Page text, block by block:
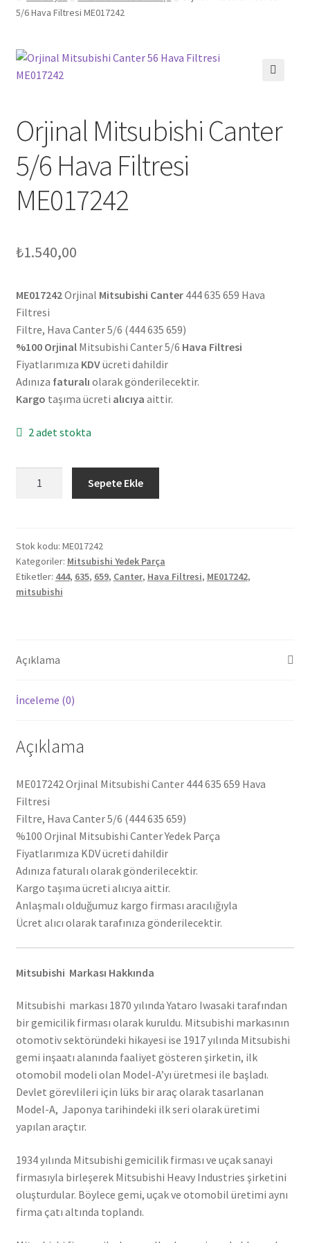
5/6 Hava Filtresi ME017242
Orjinal Mitsubishi Canter
5/6 Hava Filtresi
ME017242
₺1.540,00
ME017242Orjinal Mitsubishi Canter444 635 659 Hava
Filtresi
Filtre, Hava Canter 5/6 (444 635 659)
%100 OrjinalMitsubishi Canter 5/6 Hava Filtresi
Fiyatlarımıza KDVücreti dahildir
Adınıza faturalı olarak gönderilecektir.
Kargo taşıma ücreti alıcıya aittir.
2 adet stokta
Hava
Filtresi
ME017242
adet
Sepete Ekle
Stok kodu: ME017242
Kategoriler: Mitsubishi Yedek Parça
Etiketler: 444, 635, 659, Canter, Hava Filtresi, ME017242,
mitsubishi
Açıklama
İnceleme (0)
Açıklama
ME017242 Orjinal Mitsubishi Canter 444 635 659 Hava
Filtresi
Filtre, Hava Canter 5/6 (444 635 659)
%100 Orjinal Mitsubishi Canter Yedek Parça
Fiyatlarımıza KDV ücreti dahildir
Adınıza faturalı olarak gönderilecektir.
Kargo taşıma ücreti alıcıya aittir.
Anlaşmalı olduğumuz kargo firması aracılığıyla
Ücret alıcı olarak tarafınıza gönderilecektir.
Mitsubishi Markası Hakkında
Mitsubishi markası 1870 yılında Yataro Iwasaki tarafından
bir gemicilik firması olarak kuruldu. Mitsubishi markasının
otomotiv sektöründeki hikayesi ise 1917 yılında Mitsubishi
gemi inşaatı alanında faaliyet gösteren şirketin, ilk
otomobil modeli olan Model-A’yı üretmesi ile başladı.
Devlet görevlileri için lüks bir araç olarak tasarlanan
Model-A, Japonya tarihindeki ilk seri olarak üretimi
yapılan araçtır.
1934 yılında Mitsubishi gemicilik firması ve uçak sanayi
firmasıyla birleşerek Mitsubishi Heavy Industries şirketini
oluşturdular. Böylece gemi, uçak ve otomobil üretimi aynı
firma çatı altında toplandı.